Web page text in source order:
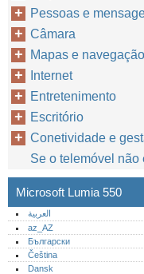
Pessoas e
Câmara
Mapas e navegação
Internet
Entretenimento
Escritório
Conetividade e
Se o telemóvel não
Microsoft Lumia 550
العربية
az_AZ
Български
Čeština
Dansk